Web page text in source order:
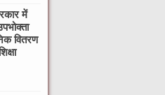
में
वितरण